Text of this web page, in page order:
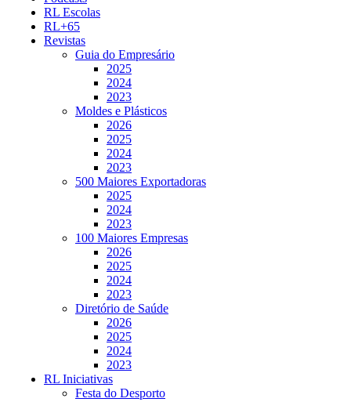
RL Escolas
RL+65
Revistas
Guia do Empresário
2025
2024
2023
Moldes e Plásticos
2026
2025
2024
2023
500 Maiores Exportadoras
2025
2024
2023
100 Maiores Empresas
2026
2025
2024
2023
Diretório de Saúde
2026
2025
2024
2023
RL Iniciativas
Festa do Desporto